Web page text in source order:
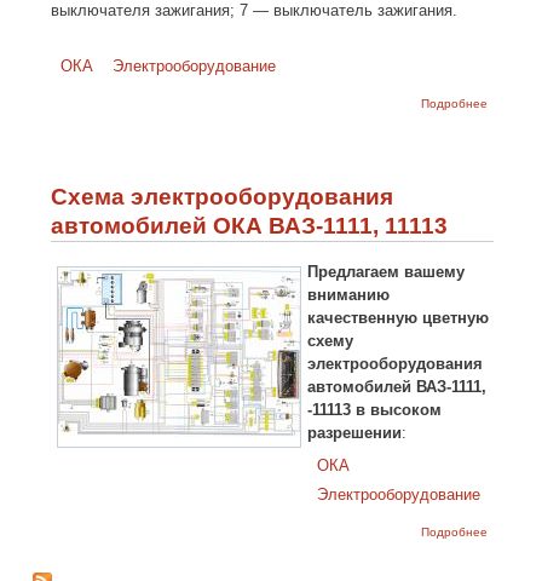
выключателя зажигания; 7 — выключатель зажигания.
ОКА Электрооборудование
Подробнее
Схема электрооборудования
автомобилей ОКА ВАЗ-1111, 11113
Предлагаем вашему
вниманию
качественную цветную
схему
электрооборудования
автомобилей ВАЗ-1111,
-11113 в высоком
разрешении:
ОКА
Электрооборудование
Подробнее